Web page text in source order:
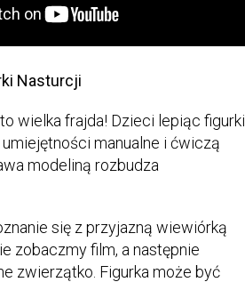
Nasturcji
wielka frajda! Dzieci lepiąc figurki
manualne i ćwiczą
modeliną rozbudza
się z przyjazną wiewiórką
zobaczmy film, a następnie
zwierzątko. Figurka może być